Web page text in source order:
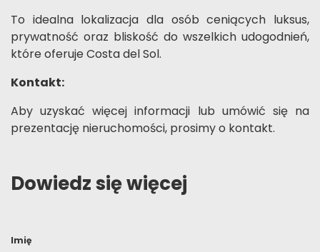
Dowiedz się więcej
Imię
To idealna lokalizacja dla osób ceniących luksus,
prywatność oraz bliskość do wszelkich udogodnień,
które oferuje Costa del Sol.
Kontakt:
Aby uzyskać więcej informacji lub umówić się na
prezentację nieruchomości, prosimy o kontakt.